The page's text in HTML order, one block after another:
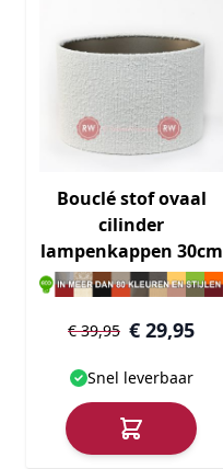
Bouclé stof ovaal
cilinder
lampenkappen 30cm
€ 29,95
€ 39,95
Snel leverbaar